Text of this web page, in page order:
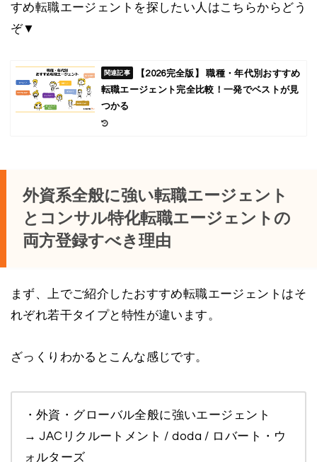
すめ転職エージェントを探したい人はこちらからどう
ぞ▼
【2026完全版】 職種・年代別おすすめ
転職エージェント完全比較！一発でベストが見
つかる
外資系全般に強い転職エージェント
とコンサル特化転職エージェントの
両方登録すべき理由
まず、上でご紹介したおすすめ転職エージェントはそ
れぞれ若干タイプと特性が違います。
ざっくりわかるとこんな感じです。
・外資・グローバル全般に強いエージェント
→ JACリクルートメント / doda / ロバート・ウ
ォルターズ